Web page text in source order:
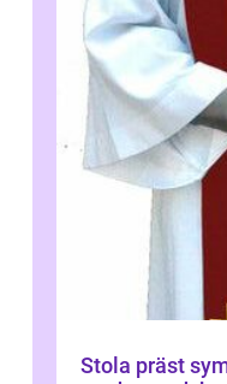
Stola präst symbol, hantverk och